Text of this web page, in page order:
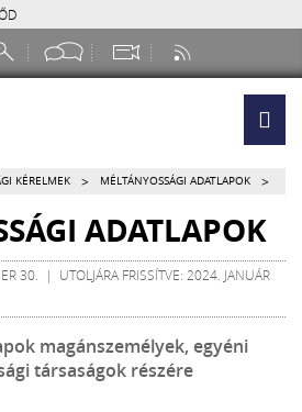
KÉRELMEK > MÉLTÁNYOSSÁGI ADATLAPOK >
ADATLAPOK
30. | UTOLJÁRA FRISSÍTVE: 2024. JANUÁR
magánszemélyek, egyéni
társaságok részére